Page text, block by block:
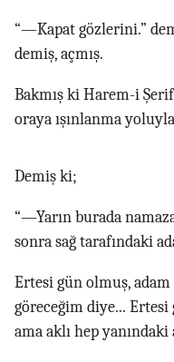
“—Kapat gözlerini.”
demiş, açmış.
Bakmış ki Harem-i
oraya ışınlanma
Demiş ki;
“—Yarın burada
sonra sağ tarafındaki
Ertesi gün olmuş, adam
göreceğim diye... Ertesi
ama aklı hep yanındaki